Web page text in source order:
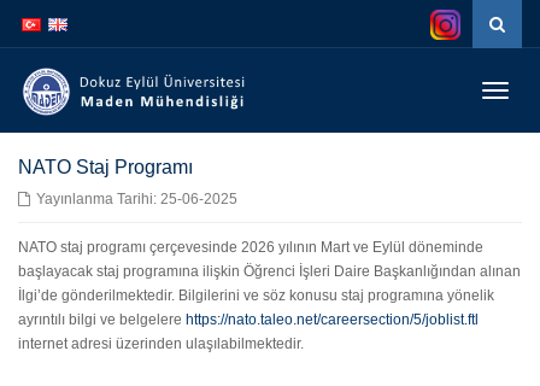
atla
atla
NATO Staj Programı
Yayınlanma Tarihi: 25-06-2025
NATO staj programı çerçevesinde 2026 yılının Mart ve Eylül döneminde
başlayacak staj programına ilişkin Öğrenci İşleri Daire Başkanlığından alınan
İlgi’de gönderilmektedir. Bilgilerini ve söz konusu staj programına yönelik
ayrıntılı bilgi ve belgelere https://nato.taleo.net/careersection/5/joblist.ftl
internet adresi üzerinden ulaşılabilmektedir.